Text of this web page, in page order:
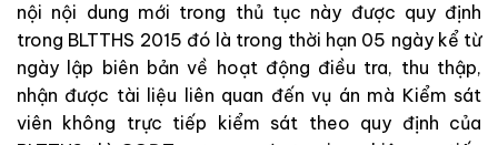
nội nội dung mới trong thủ tục này được quy định
trong BLTTHS 2015 đó là trong thời hạn 05 ngày kể từ
ngày lập biên bảnvề hoạt động điều tra, thu thập,
nhận được tài liệu liên quan đếnvụ án mà Kiểm sát
viên không trực tiếp kiểm sát theo quy định của